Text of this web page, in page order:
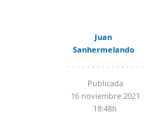
Juan
Sanhermelando
Publicada
16 noviembre 2021
18:48h